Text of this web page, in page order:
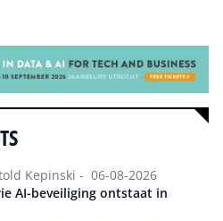
Kepinski - 06-08-2026
AI-beveiliging ontstaat in